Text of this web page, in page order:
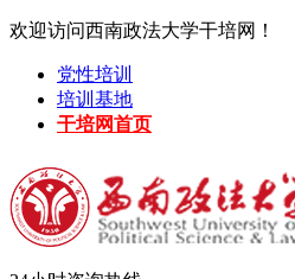
欢迎访问西南政法大学干培网！
党性培训
培训基地
干培网首页